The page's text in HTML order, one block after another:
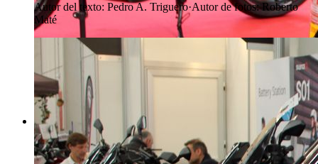
Autor del texto: Pedro A. Triguero·Autor de fotos: Roberto
Maté